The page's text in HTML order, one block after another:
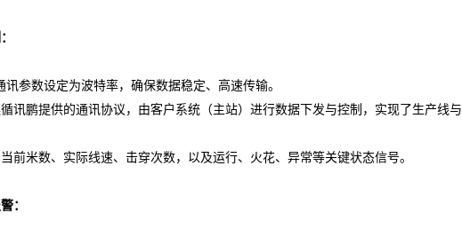
讯参数设定为波特率，确保数据稳定、高速传输。
讯鹏提供的通讯协议，由客户系统（主站）进行数据下发与控制，实现了生产线与
前米数、实际线速、击穿次数，以及运行、火花、异常等关键状态信号。
：